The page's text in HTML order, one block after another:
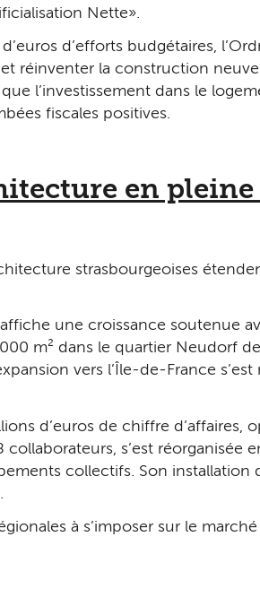
Nette ».
d’efforts budgétaires,
réinventer la construction
l’investissement dans le
fiscales positives.
en
strasbourgeoises
une croissance soutenue
m² dans le quartier Neudorf
vers l’Île-de-France s’est
d’euros de chiffre d’affaires,
s’est réorganisée
collectifs. Son installation
à s’imposer sur le